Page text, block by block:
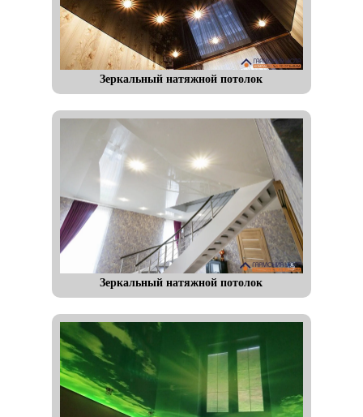
Зеркальный натяжной потолок
Зеркальный натяжной потолок